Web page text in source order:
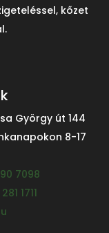
kőzet
György út 144
8-17
7098
1711